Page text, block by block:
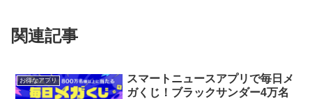
関連記事
お得なアプリ
スマートニュースアプリで毎日メ
ガくじ！ブラックサンダー4万名